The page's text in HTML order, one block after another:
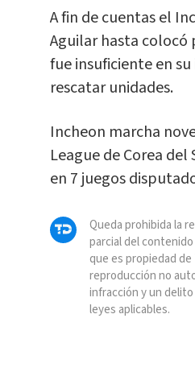
A fin de cuentas el
Aguilar hasta colocó
fue insuficiente en
rescatar unidades.
Incheon marcha
League de Corea
en 7 juegos
Queda prohibida la
parcial del
que es propiedad de
reproducción no
infracción y un
leyes aplicables.